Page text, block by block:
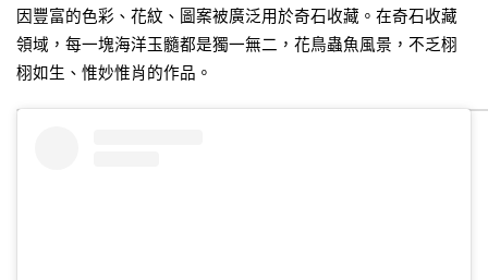
因豐富的色彩、花紋、圖案被廣泛用於奇石收藏。在奇石收藏
領域，每一塊海洋玉髓都是獨一無二，花鳥蟲魚風景，不乏栩
栩如生、惟妙惟肖的作品。